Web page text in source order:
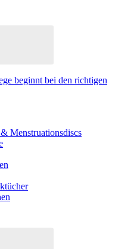
beginnt bei den richtigen
Menstruationsdiscs